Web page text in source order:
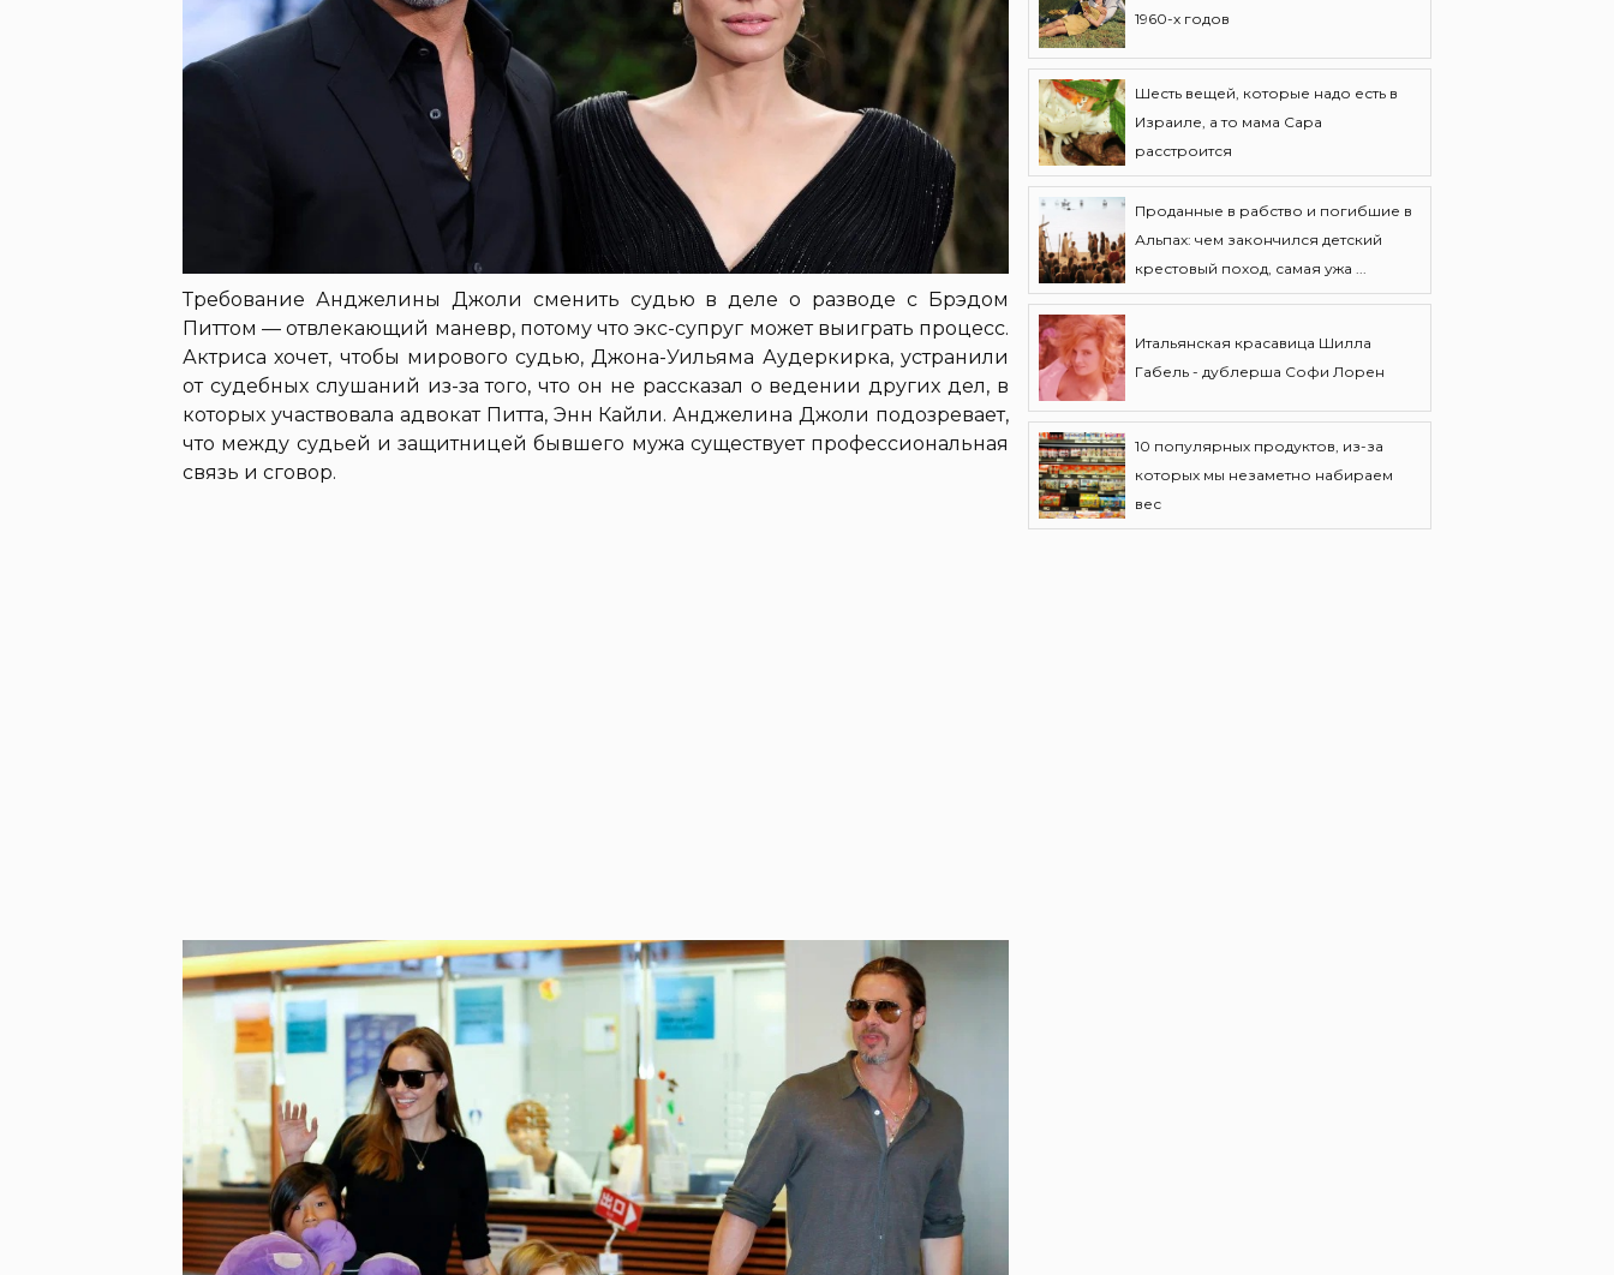
Требование Анджелины Джоли сменить судью в деле о разводе с Брэдом
Питтом — отвлекающий маневр, потому что экс-супруг может выиграть процесс.
Актриса хочет, чтобы мирового судью, Джона-Уильяма Аудеркирка, устранили
от судебных слушаний из-за того, что он не рассказал о ведении других дел, в
которых участвовала адвокат Питта, Энн Кайли. Анджелина Джоли подозревает,
что между судьей и защитницей бывшего мужа существует профессиональная
связь и сговор.
1960-х годов
Шесть вещей, которые надо есть в
Израиле, а то мама Сара
расстроится
Проданные в рабство и погибшие в
Альпах: чем закончился детский
крестовый поход, самая ужа ...
Итальянская красавица Шилла
Габель - дублерша Софи Лорен
10 популярных продуктов, из-за
которых мы незаметно набираем
вес